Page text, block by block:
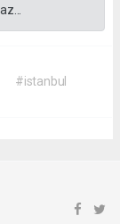
#istanbul